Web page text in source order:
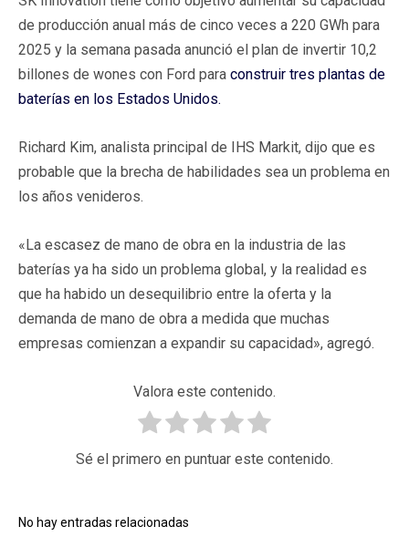
de producción anual más de cinco veces a 220 GWh para
2025 y la semana pasada anunció el plan de invertir 10,2
billones de wones con Ford para construir tres plantas de
baterías en los Estados Unidos.
Richard Kim, analista principal de IHS Markit, dijo que es
probable que la brecha de habilidades sea un problema en
los años venideros.
«La escasez de mano de obra en la industria de las
baterías ya ha sido un problema global, y la realidad es
que ha habido un desequilibrio entre la oferta y la
demanda de mano de obra a medida que muchas
empresas comienzan a expandir su capacidad», agregó.
Valora este contenido.
Sé el primero en puntuar este contenido.
No hay entradas relacionadas